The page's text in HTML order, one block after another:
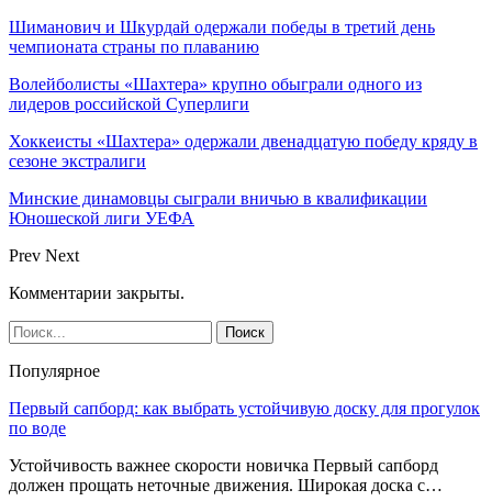
Шиманович и Шкурдай одержали победы в третий день
чемпионата страны по плаванию
Волейболисты «Шахтера» крупно обыграли одного из
лидеров российской Суперлиги
Хоккеисты «Шахтера» одержали двенадцатую победу кряду в
сезоне экстралиги
Минские динамовцы сыграли вничью в квалификации
Юношеской лиги УЕФА
Prev Next
Комментарии закрыты.
Популярное
Первый сапборд: как выбрать устойчивую доску для прогулок
по воде
Устойчивость важнее скорости новичка Первый сапборд
должен прощать неточные движения. Широкая доска с…